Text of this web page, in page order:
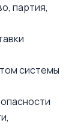
партия,
системы